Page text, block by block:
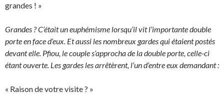
grandes ! »
Grandes ? C’était un euphémisme lorsqu’il vit l’importante double
porte en face d’eux. Et aussi les nombreux gardes qui étaient postés
devant elle. Pfiou, le couple s’approcha de la double porte, celle-ci
étant ouverte. Les gardes les arrêtèrent, l’un d’entre eux demandant :
« Raison de votre visite ? »